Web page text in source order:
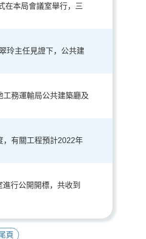
在本局會議室舉行，三
玲主任見證下，公共建
務運輸局公共建築廳及
，有關工程預計2022年
行公開開標，共收到
頁